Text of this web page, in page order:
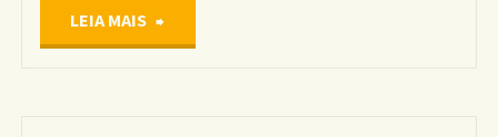
LEIA MAIS "IBFAN